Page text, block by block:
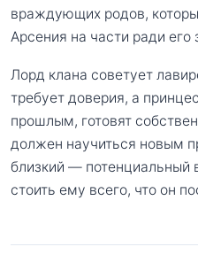
враждующих родов,
Арсения на части ради его
Лорд клана советует
требует доверия, а
прошлым, готовят
должен научиться новым
близкий — потенциальный
стоить ему всего, что он